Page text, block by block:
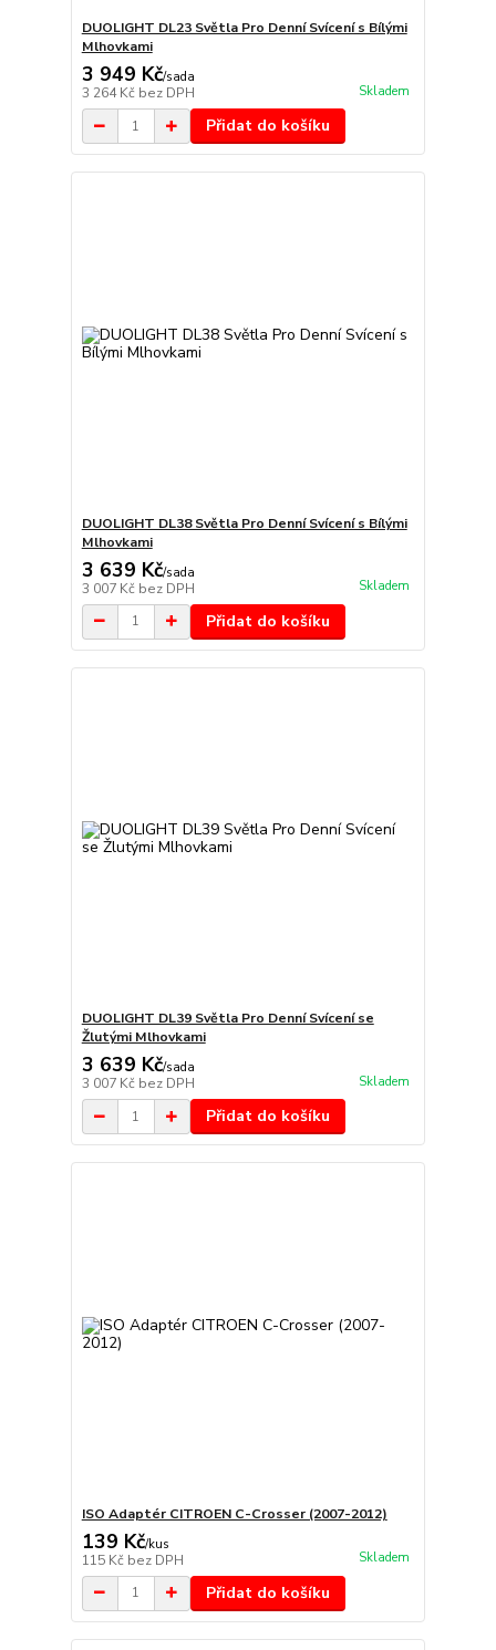
DUOLIGHT DL23 Světla Pro Denní Svícení s Bílými
Mlhovkami
3 949 Kč/sada
3 264 Kč bez DPH Skladem
Přidat do košíku
DUOLIGHT DL38 Světla Pro Denní Svícení s Bílými
Mlhovkami
3 639 Kč/sada
3 007 Kč bez DPH Skladem
Přidat do košíku
DUOLIGHT DL39 Světla Pro Denní Svícení se
Žlutými Mlhovkami
3 639 Kč/sada
3 007 Kč bez DPH Skladem
Přidat do košíku
ISO Adaptér CITROEN C-Crosser (2007-2012)
139 Kč/kus
115 Kč bez DPH Skladem
Přidat do košíku